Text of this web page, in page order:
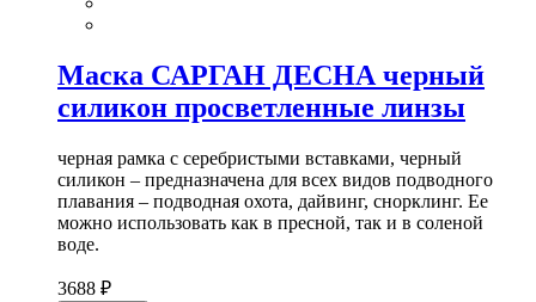
Маска САРГАН ДЕСНА черный
силикон просветленные линзы
черная рамка с серебристыми вставками, черный
силикон – предназначена для всех видов подводного
плавания – подводная охота, дайвинг, снорклинг. Ее
можно использовать как в пресной, так и в соленой
воде.
3688 ₽